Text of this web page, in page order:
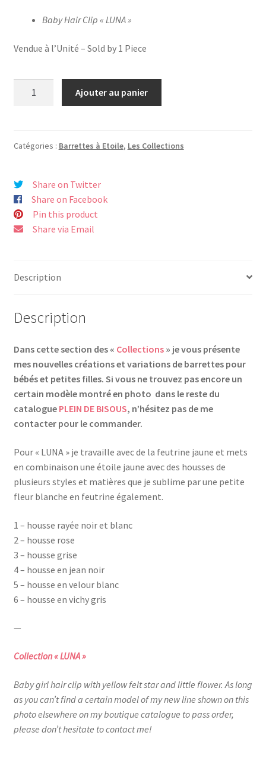
Baby Hair Clip « LUNA »
Vendue à l’Unité – Sold by 1 Piece
-
Fille
à
Etoile
Jaune
Ajouter au panier
Catégories : Barrettes à Etoile, Les Collections
Share on Twitter
Share on Facebook
Pin this product
Share via Email
Description
Description
Dans cette section des « Collections» je vous présente
mes nouvelles créations et variations de barrettes pour
bébés et petites filles. Si vous ne trouvez pas encore un
certain modèle montré en photo dans le reste du
catalogue PLEIN DE BISOUS, n’hésitez pas de me
contacter pour le commander.
Pour « LUNA » je travaille avec de la feutrine jaune et mets
en combinaison une étoile jaune avec des housses de
plusieurs styles et matières que je sublime par une petite
fleur blanche en feutrine également.
1 – housse rayée noir et blanc
2 – housse rose
3 – housse grise
4 – housse en jean noir
5 – housse en velour blanc
6 – housse en vichy gris
—
Collection « LUNA »
Baby girl hair clip with yellow felt star and little flower. As long
as you can’t find a certain model of my new line shown on this
photo elsewhere on my boutique catalogue to pass order,
please don’t hesitate to contact me!